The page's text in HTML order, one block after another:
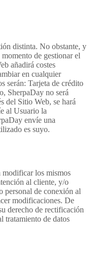
distinta. No obstante, y
de gestionar el
añadirá costes
en cualquier
serán: Tarjeta de crédito
SherpaDay no será
del Sitio Web, se hará
al Usuario la
envíe una
es suyo.
modificar los mismos
al cliente, y/o
personal de conexión al
modificaciones. De
derecho de rectificación
tratamiento de datos